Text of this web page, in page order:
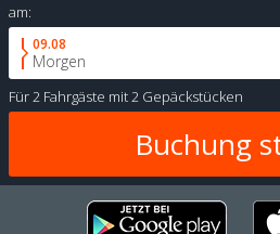
am:
09.08
Morgen
Für2 Fahrgäste mit2 Gepäckstücken